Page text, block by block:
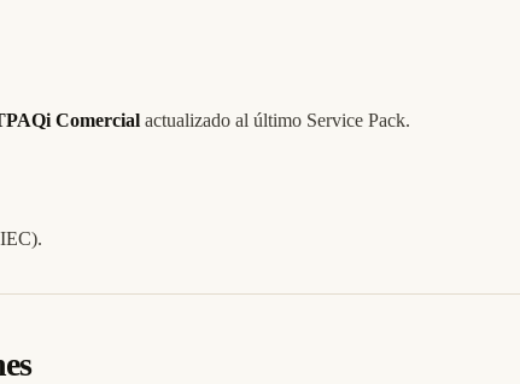
Comercial actualizado al último Service Pack.